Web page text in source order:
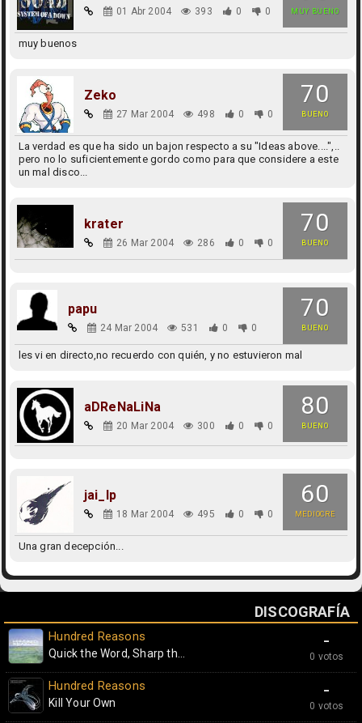
MUY BUENO
01 Abr 2004 393 0 0
muy buenos
70
BUENO
Zeko
27 Mar 2004 498 0 0
La verdad es que ha sido un bajon respecto a su "Ideas above....",..
pero no lo suficientemente gordo como para que considere a este
un mal disco...
70
BUENO
krater
26 Mar 2004 286 0 0
70
BUENO
papu
24 Mar 2004 531 0 0
les vi en directo,no recuerdo con quién, y no estuvieron mal
80
BUENO
aDReNaLiNa
20 Mar 2004 300 0 0
60
MEDIOCRE
jai_lp
18 Mar 2004 495 0 0
Una gran decepción...
DISCOGRAFÍA
-
0 votos
Hundred Reasons
Quick the Word, Sharp th...
-
0 votos
Hundred Reasons
Kill Your Own